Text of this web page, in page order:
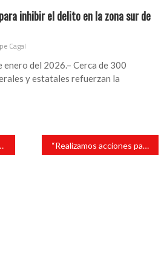
inhibir el delito en la zona sur de
Cagal
enero del 2026.– Cerca de 300
y estatales refuerzan la
“Realizamos acciones para combatir el dengue, sika y chikungunya en San Andrés”: Tavo Pérez